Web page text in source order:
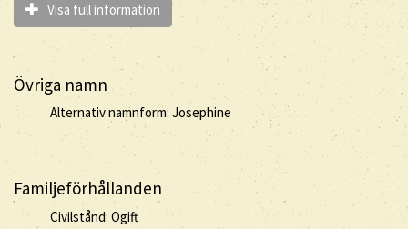
Visa full information
Övriga namn
Alternativ namnform: Josephine
Familjeförhållanden
Civilstånd: Ogift